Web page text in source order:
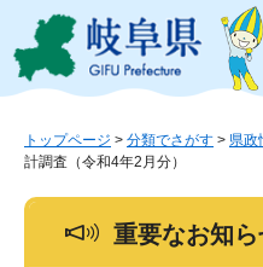
ジ
ュ
このペ
トップページ > 分類でさがす > 県政
計調査（令和4年2月分）
重要なお知ら